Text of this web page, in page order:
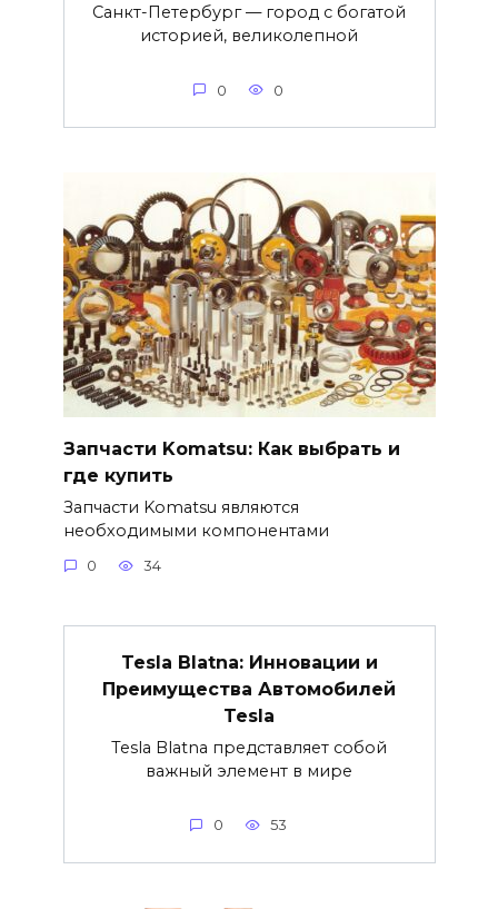
Санкт-Петербург — город с богатой
историей, великолепной
0 0
Запчасти Komatsu: Как выбрать и
где купить
Запчасти Komatsu являются
необходимыми компонентами
0 34
Tesla Blatna: Инновации и
Преимущества Автомобилей
Tesla
Tesla Blatna представляет собой
важный элемент в мире
0 53